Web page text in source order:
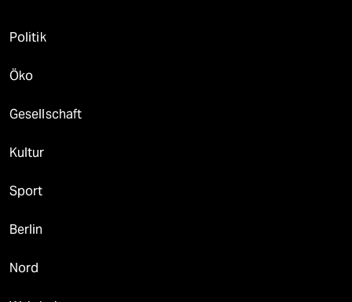
Politik
Öko
Gesellschaft
Kultur
Sport
Berlin
Nord